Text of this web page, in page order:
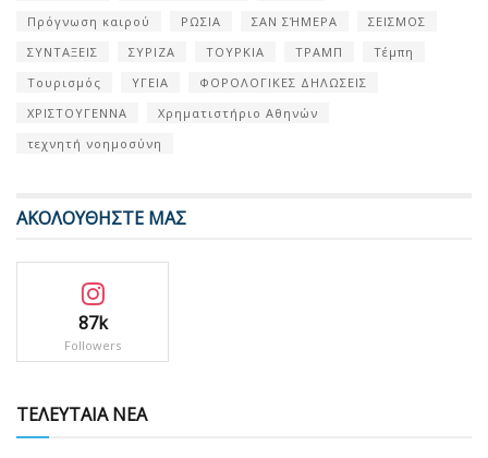
Πρόγνωση καιρού
ΡΩΣΙΑ ΣΑΝ ΣΉΜΕΡΑ
ΣΕΙΣΜΟΣ
ΣΥΝΤΑΞΕΙΣ
ΣΥΡΙΖΑ ΤΟΥΡΚΙΑ ΤΡΑΜΠ
Τέμπη
Τουρισμός
ΥΓΕΙΑ
ΦΟΡΟΛΟΓΙΚΕΣ ΔΗΛΩΣΕΙΣ
ΧΡΙΣΤΟΥΓΕΝΝΑ
Χρηματιστήριο Αθηνών
τεχνητή νοημοσύνη
ΑΚΟΛΟΥΘΗΣΤΕ ΜΑΣ
87k
Followers
ΤΕΛΕΥΤΑΙΑ ΝΕΑ